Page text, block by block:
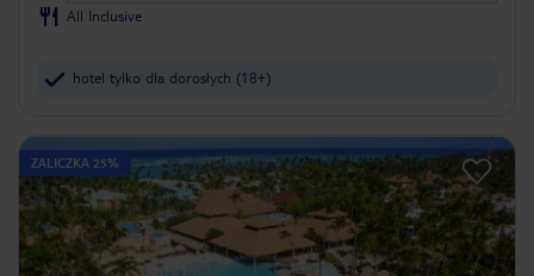
All Inclusive
hotel tylko dla dorosłych (18+)
ZALICZKA 25%